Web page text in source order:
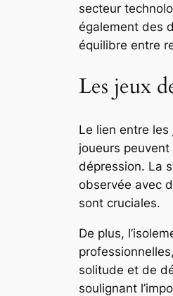
secteur
également des
équilibre entre
Les jeux
Le lien entre
joueurs
dépression. La
observée avec
sont cruciales.
De plus,
solitude et de
soulignant